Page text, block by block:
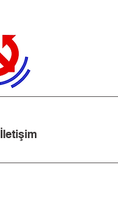
İletişim